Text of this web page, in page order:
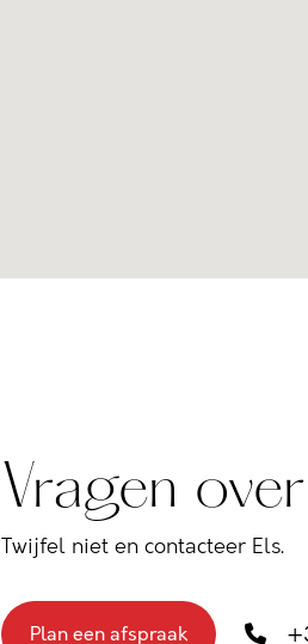
Vragen
Twijfel niet en contacteer Els.
Plan een afspraak